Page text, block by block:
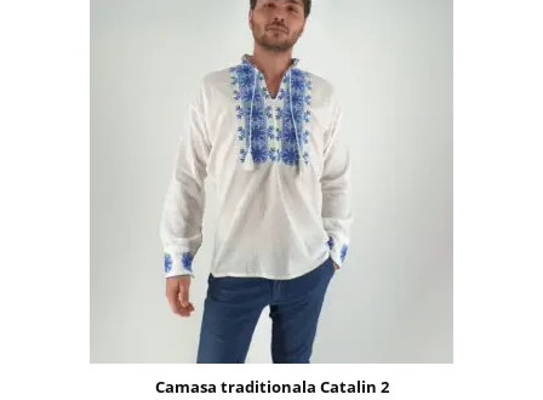
Camasa traditionala Catalin 2